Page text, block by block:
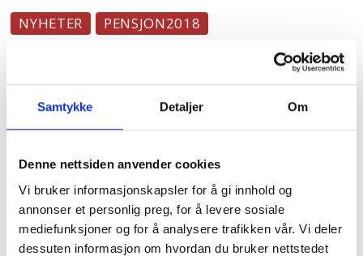
Samtykke Detaljer Om
Denne nettsiden anvender cookies
Vi bruker informasjonskapsler for å gi innhold og
annonser et personlig preg, for å levere sosiale
mediefunksjoner og for å analysere trafikken vår. Vi deler
dessuten informasjon om hvordan du bruker nettstedet
NYHETER PENSJON2018
Mest lest
| Siste sju dager
jævlig
arbeiderfiendtlige
at jeg skjønner ikke
at folk kan svelge
det